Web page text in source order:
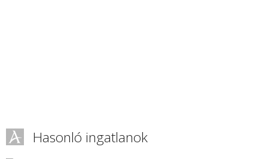
Hasonló ingatlanok